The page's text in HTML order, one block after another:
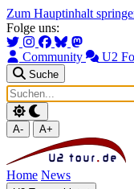
Zum Hauptinhalt
Folge uns:
Community U2
Suche
A- A+
Home News